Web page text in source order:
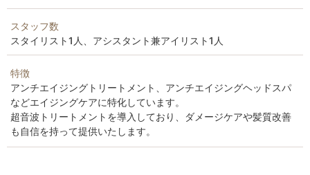
スタッフ数
スタイリスト1人、アシスタント兼アイリスト1人
特徴
アンチエイジングトリートメント、アンチエイジングヘッドスパ
などエイジングケアに特化しています。
超音波トリートメントを導入しており、ダメージケアや髪質改善
も自信を持って提供いたします。